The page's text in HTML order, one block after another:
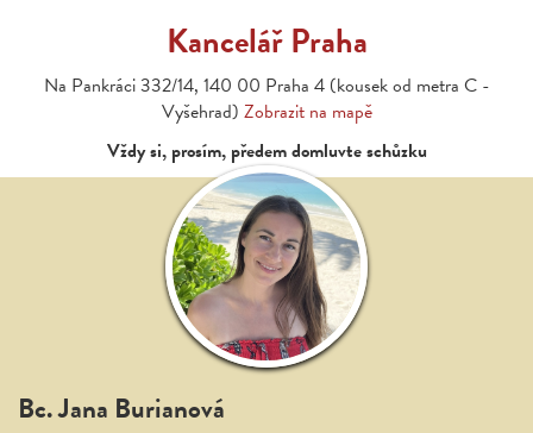
Kancelář Praha
Na Pankráci 332/14, 140 00 Praha 4 (kousek od metra C -
Vyšehrad) Zobrazit na mapě
Vždy si, prosím, předem domluvte schůzku
Bc. Jana Burianová